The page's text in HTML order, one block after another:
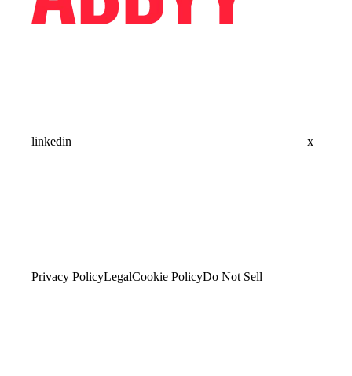
linkedin x
Privacy PolicyLegalCookie PolicyDo Not Sell